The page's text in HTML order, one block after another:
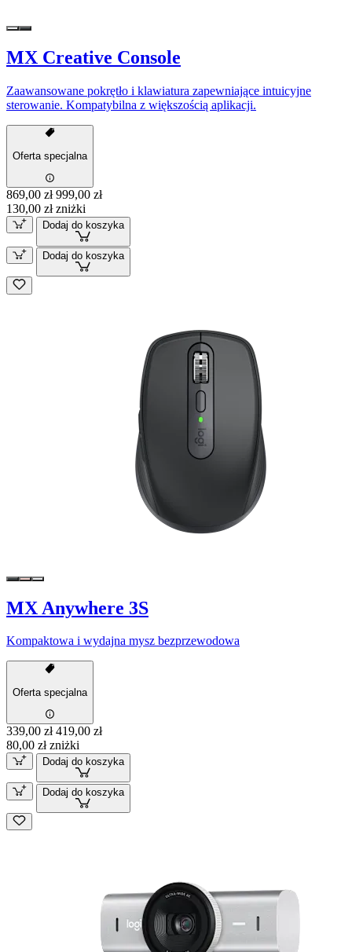
MX Creative Console
Zaawansowane pokrętło i klawiatura zapewniające intuicyjne
sterowanie. Kompatybilna z większością aplikacji.
Oferta specjalna
869,00 zł 999,00 zł
130,00 zł zniżki
Dodaj do koszyka
Dodaj do koszyka
MX Anywhere 3S
Kompaktowa i wydajna mysz bezprzewodowa
Oferta specjalna
339,00 zł 419,00 zł
80,00 zł zniżki
Dodaj do koszyka
Dodaj do koszyka